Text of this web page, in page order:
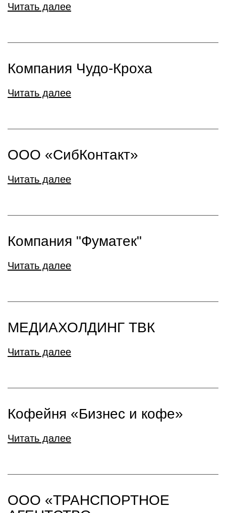
Читать далее
Компания Чудо-Кроха
Читать далее
ООО «СибКонтакт»
Читать далее
Компания "Фуматек"
Читать далее
МЕДИАХОЛДИНГ ТВК
Читать далее
Кофейня «Бизнес и кофе»
Читать далее
ООО «ТРАНСПОРТНОЕ